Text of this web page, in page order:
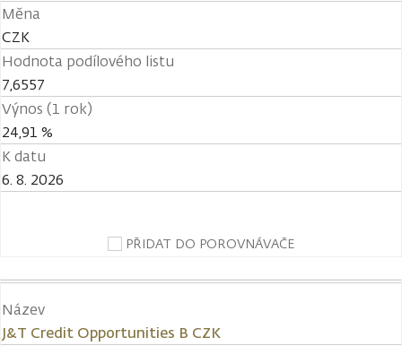
Měna
CZK
Hodnota podílového listu
7,6557
Výnos (1 rok)
24,91 %
K datu
6. 8. 2026
PŘIDAT DO POROVNÁVAČE
Název
J&T Credit Opportunities B CZK